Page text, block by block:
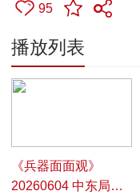
95
播放列表
《兵器面面观》
20260604 中东局势